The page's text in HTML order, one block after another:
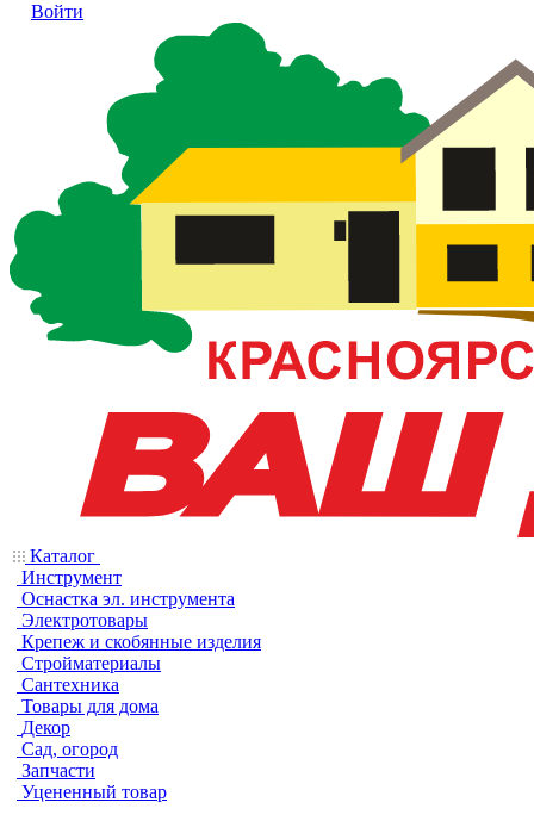
Войти
Каталог
Инструмент
Оснастка эл. инструмента
Электротовары
Крепеж и скобянные изделия
Стройматериалы
Сантехника
Товары для дома
Декор
Сад, огород
Запчасти
Уцененный товар